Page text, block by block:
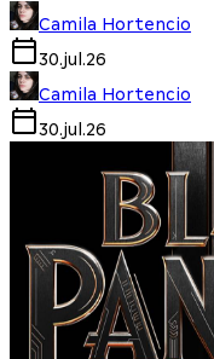
Camila Hortencio
30.jul.26
Camila Hortencio
30.jul.26